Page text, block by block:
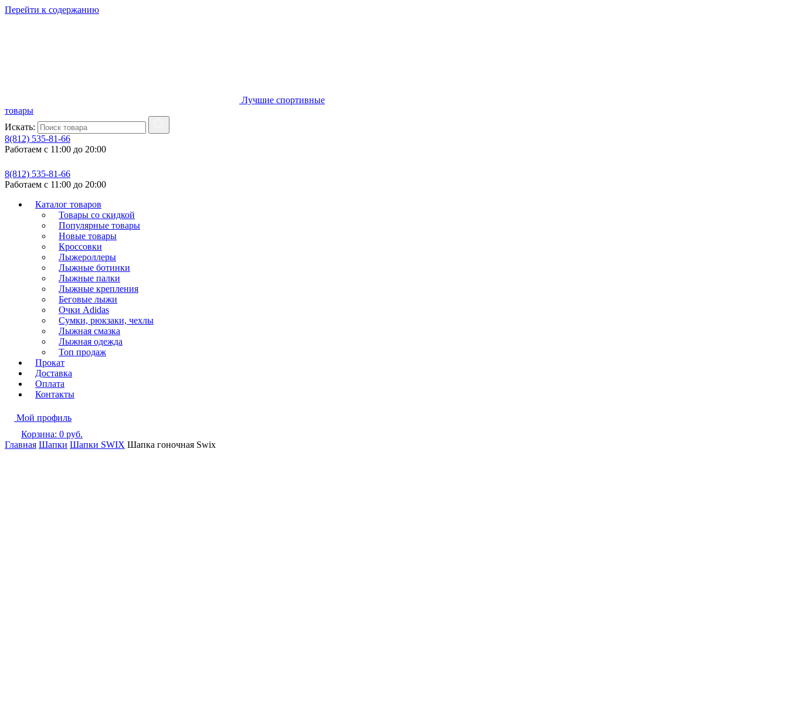
Перейти к содержанию
Лучшие спортивные
товары
Искать:
8(812) 535-81-66
Работаем с 11:00 до 20:00
8(812) 535-81-66
Работаем с 11:00 до 20:00
Каталог товаров
Товары со скидкой
Популярные товары
Новые товары
Кроссовки
Лыжероллеры
Лыжные ботинки
Лыжные палки
Лыжные крепления
Беговые лыжи
Очки Adidas
Сумки, рюкзаки, чехлы
Лыжная смазка
Лыжная одежда
Топ продаж
Прокат
Доставка
Оплата
Контакты
Мой профиль
Корзина: 0 руб.
Главная Шапки Шапки SWIX Шапка гоночная Swix